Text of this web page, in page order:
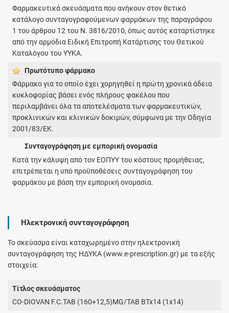
Φαρμακευτικά σκευάσματα που ανήκουν στον θετικό
κατάλογο συνταγογραφούμενων φαρμάκων της παραγράφου
1 του άρθρου 12 του Ν. 3816/2010, όπως αυτός καταρτίστηκε
από την αρμόδια Ειδική Επιτροπή Κατάρτισης του Θετικού
Καταλόγου του ΥΥΚΑ.
Πρωτότυπο φάρμακo
Φάρμακο για το οποίο έχει χορηγηθεί η πρώτη χρονικά άδεια
κυκλοφορίας βάσει ενός πλήρους φακέλου που
περιλαμβάνει όλα τα αποτελέσματα των φαρμακευτικών,
προκλινικών και κλινικών δοκιμών, σύμφωνα με την Οδηγία
2001/83/ΕΚ.
Συνταγογράφηση με εμπορική ονομασία
Κατά την κάλυψη από τον ΕΟΠΥΥ του κόστους προμήθειας,
επιτρέπεται η υπό προϋποθέσεις συνταγογράφηση του
φαρμάκου με βάση την εμπορική ονομασία.
Ηλεκτρονική συνταγογράφηση
Το σκεύασμα είναι καταχωρημένο στην ηλεκτρονική
συνταγογράφηση της ΗΔΥΚΑ (www.e-prescription.gr) με τα εξής
στοιχεία:
Τίτλος σκευάσματος
CO-DIOVAN F.C.TAB (160+12,5)MG/TAB BTx14 (1x14)